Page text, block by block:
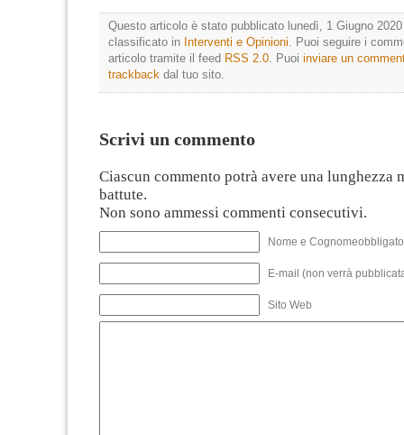
Questo articolo è stato pubblicato lunedì, 1 Giugno
classificato in Interventi e Opinioni. Puoi seguire i
articolo tramite il feed RSS 2.0. Puoi inviare un
trackback dal tuo sito.
Scrivi un commento
Ciascun commento potrà avere una lunghezza
battute.
Non sono ammessi commenti consecutivi.
Nome e
E-mail (non verrà
Sito Web